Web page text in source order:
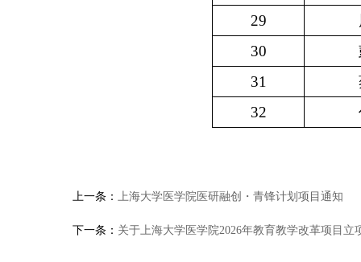
29
30
31
32
上一条： 上海大学医学院医研融创・青锋计划项目通知
下一条： 关于上海大学医学院2026年教育教学改革项目立